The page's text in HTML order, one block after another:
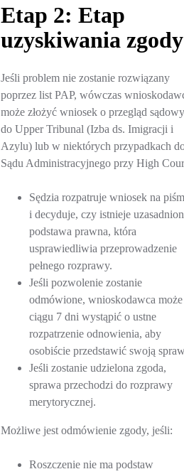
Etap 2: Etap
uzyskiwania zgody
Jeśli problem nie zostanie rozwiązany
poprzez list PAP, wówczas
może złożyć wniosek o przegląd sądowy
do Upper Tribunal (Izba ds. Imigracji i
Azylu) lub w niektórych przypadkach
Sądu Administracyjnego przy High
Sędzia rozpatruje wniosek na
i decyduje, czy istnieje
podstawa prawna, która
usprawiedliwia przeprowadzenie
pełnego rozprawy.
Jeśli pozwolenie zostanie
odmówione, wnioskodawca
ciągu 7 dni wystąpić o ustne
rozpatrzenie odnowienia, aby
osobiście przedstawić swoją
Jeśli zostanie udzielona zgoda,
sprawa przechodzi do rozprawy
merytorycznej.
Możliwe jest odmówienie zgody, jeśli:
Roszczenie nie ma podstaw